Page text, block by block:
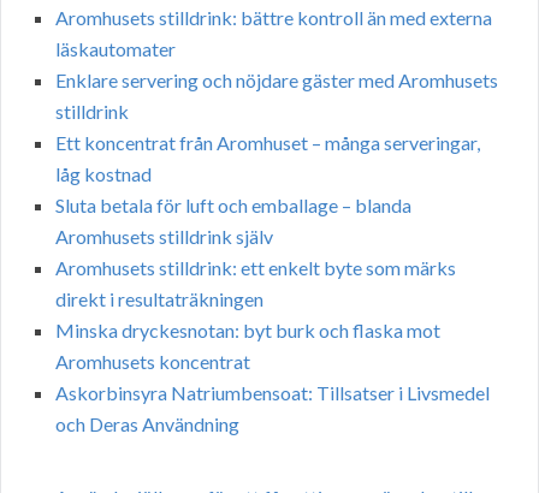
Aromhusets stilldrink: bättre kontroll än med externa
läskautomater
Enklare servering och nöjdare gäster med Aromhusets
stilldrink
Ett koncentrat från Aromhuset – många serveringar,
låg kostnad
Sluta betala för luft och emballage – blanda
Aromhusets stilldrink själv
Aromhusets stilldrink: ett enkelt byte som märks
direkt i resultaträkningen
Minska dryckesnotan: byt burk och flaska mot
Aromhusets koncentrat
Askorbinsyra Natriumbensoat: Tillsatser i Livsmedel
och Deras Användning